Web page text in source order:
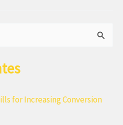
for Increasing Conversion